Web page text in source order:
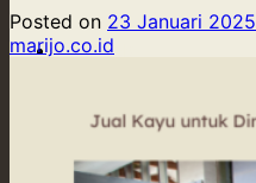
Beranda
Product
Posted on 23 Januari 2025
marijo.co.id